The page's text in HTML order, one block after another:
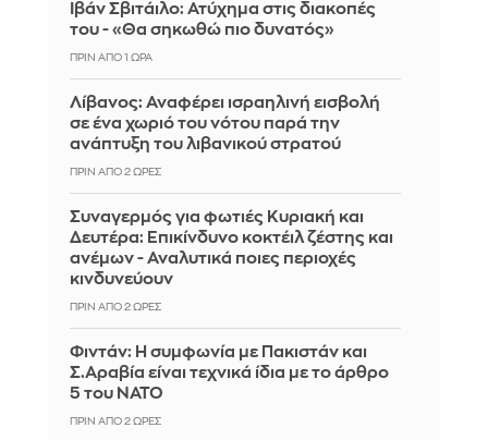
Ιβάν Σβιτάιλο: Ατύχημα στις διακοπές
του - «Θα σηκωθώ πιο δυνατός»
ΠΡΙΝ ΑΠΌ 1 ΏΡΑ
Λίβανος: Αναφέρει ισραηλινή εισβολή
σε ένα χωριό του νότου παρά την
ανάπτυξη του λιβανικού στρατού
ΠΡΙΝ ΑΠΌ 2 ΏΡΕΣ
Συναγερμός για φωτιές Κυριακή και
Δευτέρα: Επικίνδυνο κοκτέιλ ζέστης και
ανέμων - Αναλυτικά ποιες περιοχές
κινδυνεύουν
ΠΡΙΝ ΑΠΌ 2 ΏΡΕΣ
Φιντάν: Η συμφωνία με Πακιστάν και
Σ.Αραβία είναι τεχνικά ίδια με το άρθρο
5 του ΝΑΤΟ
ΠΡΙΝ ΑΠΌ 2 ΏΡΕΣ